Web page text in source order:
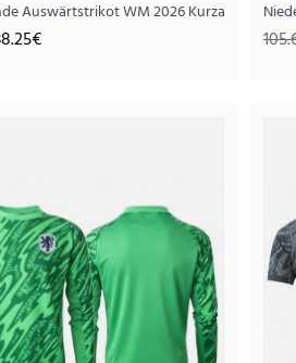
Auswärtstrikot WM 2026 Kurzarm